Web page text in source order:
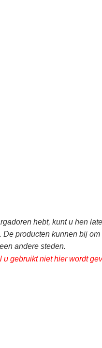
hebt, kunt u hen
producten kunnen bij
andere steden.
gebruikt niet hier wordt